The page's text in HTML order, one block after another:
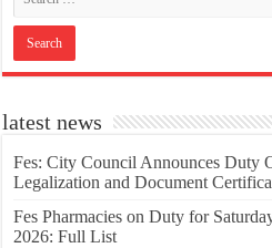
latest news
Fes: City Council Announces Duty
Legalization and Document
Fes Pharmacies on Duty for
2026: Full List